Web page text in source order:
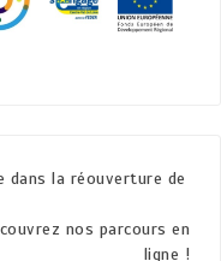
dans la réouverture de
nos parcours en
ligne !